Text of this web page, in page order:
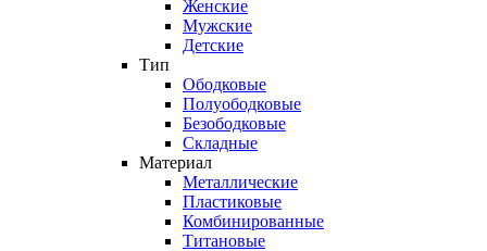
Женские
Мужские
Детские
Тип
Ободковые
Полуободковые
Безободковые
Складные
Материал
Металлические
Пластиковые
Комбинированные
Титановые